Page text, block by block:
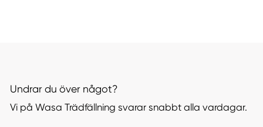
Undrar du över något?
Vi på Wasa Trädfällning svarar snabbt alla vardagar.